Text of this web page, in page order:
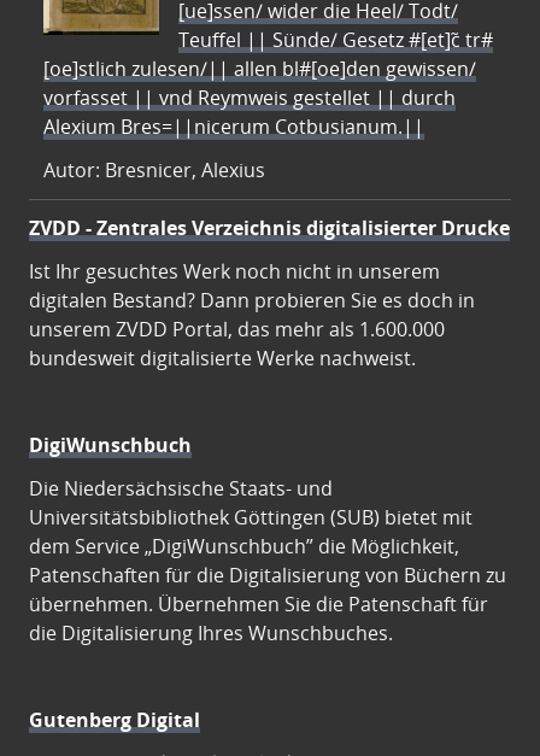
[ue]ssen/ wider die Heel/ Todt/
Teuffel || Sünde/ Gesetz #[et]c̃ tr#
[oe]stlich zulesen/|| allen bl#[oe]den gewissen/
vorfasset || vnd Reymweis gestellet || durch
Alexium Bres=||nicerum Cotbusianum.||
Autor: Bresnicer, Alexius
ZVDD - Zentrales Verzeichnis digitalisierter Drucke
Ist Ihr gesuchtes Werk noch nicht in unserem
digitalen Bestand? Dann probieren Sie es doch in
unserem ZVDD Portal, das mehr als 1.600.000
bundesweit digitalisierte Werke nachweist.
DigiWunschbuch
Die Niedersächsische Staats- und
Universitätsbibliothek Göttingen (SUB) bietet mit
dem Service „DigiWunschbuch” die Möglichkeit,
Patenschaften für die Digitalisierung von Büchern zu
übernehmen. Übernehmen Sie die Patenschaft für
die Digitalisierung Ihres Wunschbuches.
Gutenberg Digital